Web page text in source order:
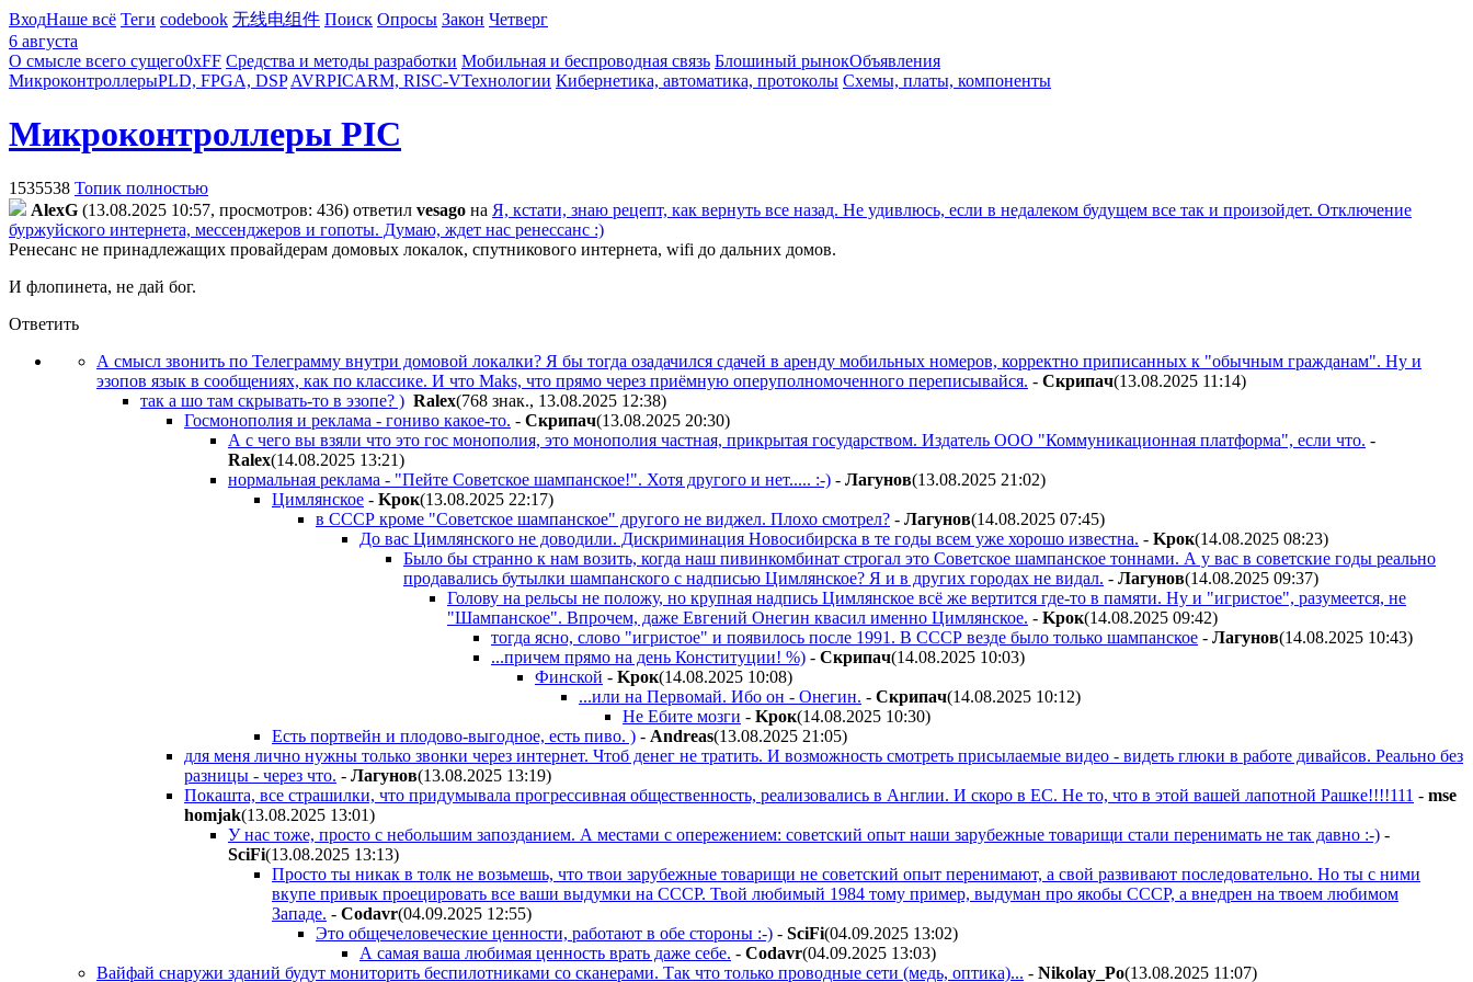
ВходНаше всё Теги codebook 无线电组件 Поиск Опросы Закон Четверг
6 августа
О смысле всего сущего0xFF Средства и методы разработки Мобильная и беспроводная связь Блошиный рынокОбъявления
МикроконтроллерыPLD, FPGA, DSP AVRPICARM, RISC-VТехнологии Кибернетика, автоматика, протоколы Схемы, платы, компоненты
Микроконтроллеры PIC
1535538 Топик полностью
AlexG (13.08.2025 10:57, просмотров: 436) ответил vesago на Я, кстати, знаю рецепт, как вернуть все назад. Не удивлюсь, если в недалеком будущем все так и произойдет. Отключение
буржуйского интернета, мессенджеров и гопоты. Думаю, ждет нас ренессанс :)
Ренесанс не принадлежащих провайдерам домовых локалок, спутникового интернета, wifi до дальних домов.
И флопинета, не дай бог.
Ответить
А смысл звонить по Телеграмму внутри домовой локалки? Я бы тогда озадачился сдачей в аренду мобильных номеров, корректно приписанных к "обычным гражданам". Ну и
эзопов язык в сообщениях, как по классике. И что Maks, что прямо через приёмную оперуполномоченного переписывайся. - Cкpипaч(13.08.2025 11:14)
так а шо там скрывать-то в эзопе? ) Ralex(768 знак., 13.08.2025 12:38)
Госмонополия и реклама - гониво какое-то. - Cкpипaч(13.08.2025 20:30)
А с чего вы взяли что это гос монополия, это монополия частная, прикрытая государством. Издатель ООО "Коммуникационная платформа", если что. -
Ralex(14.08.2025 13:21)
нормальная реклама - "Пейте Советское шампанское!". Хотя другого и нет..... :-) - Лaгyнoв(13.08.2025 21:02)
Цимлянское - Kpoк(13.08.2025 22:17)
в СССР кроме "Советское шампанское" другого не виджел. Плохо смотрел? - Лaгyнoв(14.08.2025 07:45)
До вас Цимлянского не доводили. Дискриминация Новосибирска в те годы всем уже хорошо известна. - Kpoк(14.08.2025 08:23)
Было бы странно к нам возить, когда наш пивинкомбинат строгал это Советское шампанское тоннами. А у вас в советские годы реально
продавались бутылки шампанского с надписью Цимлянское? Я и в других городах не видал. - Лaгyнoв(14.08.2025 09:37)
Голову на рельсы не положу, но крупная надпись Цимлянское всё же вертится где-то в памяти. Ну и "игристое", разумеется, не
"Шампанское". Впрочем, даже Евгений Онегин квасил именно Цимлянское. - Kpoк(14.08.2025 09:42)
тогда ясно, слово "игристое" и появилось после 1991. В СССР везде было только шампанское - Лaгyнoв(14.08.2025 10:43)
...причем прямо на день Конституции! %) - Cкpипaч(14.08.2025 10:03)
Финской - Kpoк(14.08.2025 10:08)
...или на Первомай. Ибо он - Онегин. - Cкpипaч(14.08.2025 10:12)
Не Ебите мозги - Kpoк(14.08.2025 10:30)
Есть портвейн и плодово-выгодное, есть пиво. ) - Andreas(13.08.2025 21:05)
для меня лично нужны только звонки через интернет. Чтоб денег не тратить. И возможность смотреть присылаемые видео - видеть глюки в работе дивайсов. Реально без
разницы - через что. - Лaгyнoв(13.08.2025 13:19)
Покашта, все страшилки, что придумывала прогрессивная общественность, реализовались в Англии. И скоро в ЕС. Не то, что в этой вашей лапотной Рашке!!!!111 - mse
homjak(13.08.2025 13:01)
У нас тоже, просто с небольшим запозданием. А местами с опережением: советский опыт наши зарубежные товарищи стали перенимать не так давно :-) -
SciFi(13.08.2025 13:13)
Просто ты никак в толк не возьмешь, что твои зарубежные товарищи не советский опыт перенимают, а свой развивают последовательно. Но ты с ними
вкупе привык проецировать все ваши выдумки на СССР. Твой любимый 1984 тому пример, выдуман про якобы СССР, а внедрен на твоем любимом
Западе. - Codavr(04.09.2025 12:55)
Это общечеловеческие ценности, работают в обе стороны :-) - SciFi(04.09.2025 13:02)
А самая ваша любимая ценность врать даже себе. - Codavr(04.09.2025 13:03)
Вайфай снаружи зданий будут мониторить беспилотниками со сканерами. Так что только проводные сети (медь, оптика)... - Nikolay_Po(13.08.2025 11:07)